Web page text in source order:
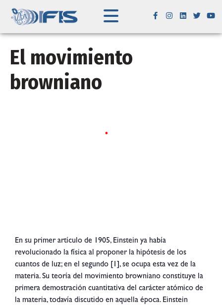
El movimiento
browniano
En su primer artículo de 1905, Einstein ya había
revolucionado la física al proponer la hipótesis de los
cuantos de luz; en el segundo [1], se ocupa esta vez de la
materia. Su teoría del movimiento browniano constituye la
primera demostración cuantitativa del carácter atómico de
la materia, todavía discutido en aquella época. Einstein